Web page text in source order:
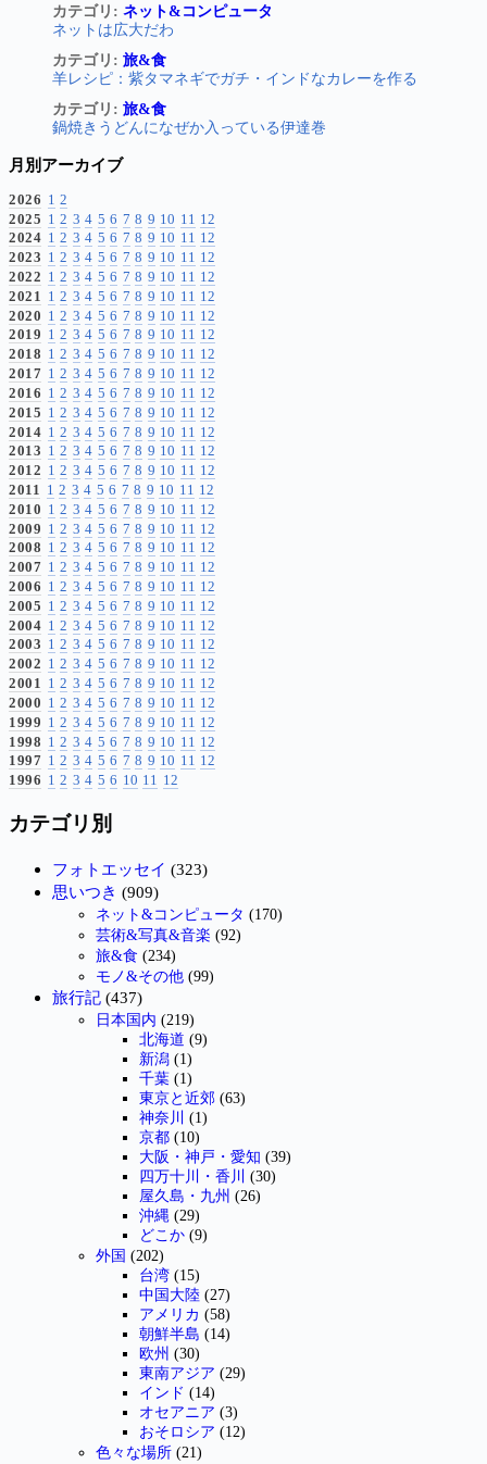
ネットは広大だわ
カテゴリ: ネット&コンピュータ
羊レシピ：紫タマネギでガチ・インドなカレーを作る
カテゴリ: 旅&食
鍋焼きうどんになぜか入っている伊達巻
カテゴリ: 旅&食
月別アーカイブ
2026 1 2
2025 1 2 3 4 5 6 7 8 9 10 11 12
2024 1 2 3 4 5 6 7 8 9 10 11 12
2023 1 2 3 4 5 6 7 8 9 10 11 12
2022 1 2 3 4 5 6 7 8 9 10 11 12
2021 1 2 3 4 5 6 7 8 9 10 11 12
2020 1 2 3 4 5 6 7 8 9 10 11 12
2019 1 2 3 4 5 6 7 8 9 10 11 12
2018 1 2 3 4 5 6 7 8 9 10 11 12
2017 1 2 3 4 5 6 7 8 9 10 11 12
2016 1 2 3 4 5 6 7 8 9 10 11 12
2015 1 2 3 4 5 6 7 8 9 10 11 12
2014 1 2 3 4 5 6 7 8 9 10 11 12
2013 1 2 3 4 5 6 7 8 9 10 11 12
2012 1 2 3 4 5 6 7 8 9 10 11 12
2011 1 2 3 4 5 6 7 8 9 10 11 12
2010 1 2 3 4 5 6 7 8 9 10 11 12
2009 1 2 3 4 5 6 7 8 9 10 11 12
2008 1 2 3 4 5 6 7 8 9 10 11 12
2007 1 2 3 4 5 6 7 8 9 10 11 12
2006 1 2 3 4 5 6 7 8 9 10 11 12
2005 1 2 3 4 5 6 7 8 9 10 11 12
2004 1 2 3 4 5 6 7 8 9 10 11 12
2003 1 2 3 4 5 6 7 8 9 10 11 12
2002 1 2 3 4 5 6 7 8 9 10 11 12
2001 1 2 3 4 5 6 7 8 9 10 11 12
2000 1 2 3 4 5 6 7 8 9 10 11 12
1999 1 2 3 4 5 6 7 8 9 10 11 12
1998 1 2 3 4 5 6 7 8 9 10 11 12
1997 1 2 3 4 5 6 7 8 9 10 11 12
1996 1 2 3 4 5 6 10 11 12
カテゴリ別
フォトエッセイ (323)
思いつき (909)
ネット&コンピュータ (170)
芸術&写真&音楽 (92)
旅&食 (234)
モノ&その他 (99)
旅行記 (437)
日本国内 (219)
北海道 (9)
新潟 (1)
千葉 (1)
東京と近郊 (63)
神奈川
(1)
京都 (10)
大阪・神戸・愛知 (39)
四万十川・香川
(30)
屋久島・九州 (26)
沖縄 (29)
どこか (9)
外国 (202)
台湾 (15)
中国大陸 (27)
アメリカ (58)
朝鮮半島 (14)
欧州 (30)
東南アジア (29)
インド (14)
オセアニア (3)
おそロシア (12)
色々な場所 (21)